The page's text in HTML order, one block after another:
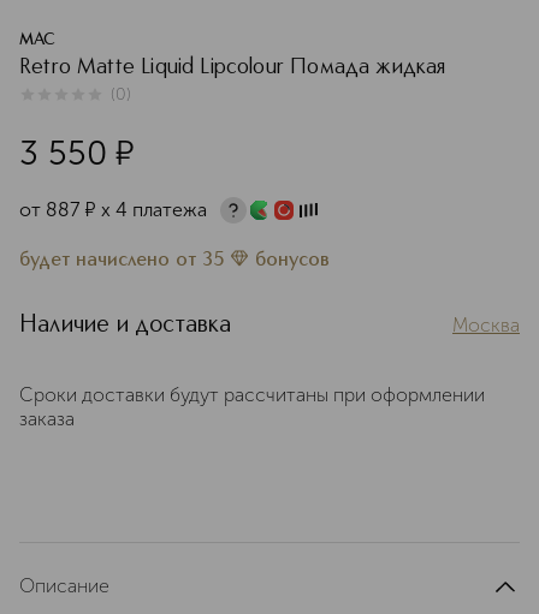
MAC
Retro Matte Liquid Lipcolour Помада жидкая
(0)
3 550 ¤
от 887 ¤ х 4 платежа
будет начислено от 35 бонусов
Наличие и доставка Москва
Сроки доставки будут рассчитаны при оформлении
заказа
Описание